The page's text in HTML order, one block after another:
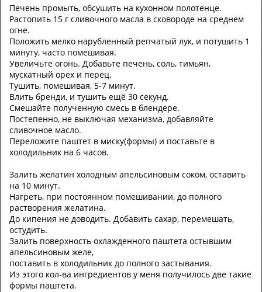
Печень промыть, обсушить на кухонном полотенце.
Растопить 15 г сливочного масла в сковороде на среднем
огне.
Положить мелко нарубленный репчатый лук, и потушить 1
минуту, часто помешивая.
Увеличьте огонь. Добавьте печень, соль, тимьян,
мускатный орех и перец.
Тушить, помешивая, 5-7 минут.
Влить бренди, и тушить ещё 30 секунд.
Смешайте полученную смесь в блендере.
Постепенно, не выключая механизма, добавляйте
сливочное масло.
Переложите паштет в миску(формы) и поставьте в
холодильник на 6 часов.
Залить желатин холодным апельсиновым соком, оставить
на 10 минут.
Нагреть, при постоянном помешивании, до полного
растворения желатина.
До кипения не доводить. Добавить сахар, перемешать,
остудить.
Залить поверхность охлажденного паштета остывшим
апельсиновым желе,
поставить в холодильник до полного застывания.
Из этого кол-ва ингредиентов у меня получилось две такие
формы паштета.